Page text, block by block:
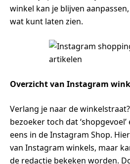
winkel kan je blijven
wat kunt laten zien.
Overzicht van Instagram
Verlang je naar de
bezoeker toch dat
eens in de Instagram Shop.
van Instagram winkels, maar
de redactie bekeken worden.